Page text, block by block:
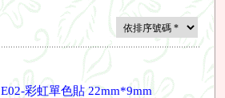
E02-彩虹單色貼 22mm*9mm